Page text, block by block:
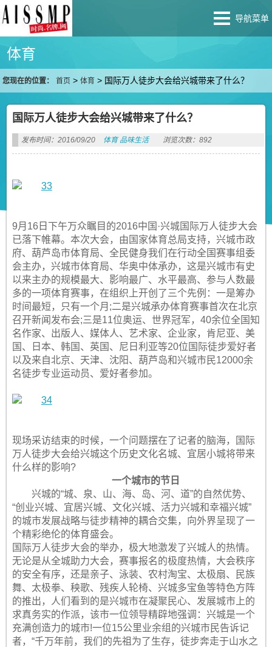
导航菜单
体育
您现在的位置： 首页 >体育 > 国际万人徒步大会给兴城带来了什么？
国际万人徒步大会给兴城带来了什么？
发布时间：2016/09/20 体育 品味生活 浏览次数：892
9月16日下午万众瞩目的2016中国·兴城国际万人徒步大会
已落下帷幕。本次大会，由国家体育总局支持，兴城市政
府、葫芦岛市体育局、全民健身我们在行动全国赛事组委
会主办，兴城市体育局、华奥中体承办，这是兴城市有史
以来主办的规模最大、影响最广、水平最高、参与人数最
多的一项体育赛事，在组织上开创了三个先例：一是筹办
时间最短，只有一个月;二是兴城承办体育赛事首次在北京
召开新闻发布会;三是11位奥运、世界冠军，40余位全国知
名作家、出版人、媒体人、艺术家、企业家，肯尼亚、美
国、日本、韩国、英国、尼日利亚等20位国际徒步爱好者
以及来自北京、天津、沈阳、葫芦岛和兴城市民12000余
名徒步专业运动员、爱好者参加。
现场采访结束的时候，一个问题摆在了记者的脑海，国际
万人徒步大会给兴城这个历史文化名城、宜居小城将带来
什么样的影响?
一个城市的节日
兴城的“城、泉、山、海、岛、河、道”的自然优势、
“创业兴城、宜居兴城、文化兴城、活力兴城和幸福兴城”
的城市发展战略与徒步精神的耦合交集，向外界呈现了一
个精彩绝伦的体育盛会。
国际万人徒步大会的举办，极大地激发了兴城人的热情。
无论是从全城助力大会，赛事报名的极度热情，大会秩序
的安全有序，还是亲子、泳装、农村淘宝、太极扇、民族
舞、太极拳、秧歌、残疾人轮椅、兴城多宝鱼等特色方阵
的推出，人们看到的是兴城市在凝聚民心、发展城市上的
求真务实的作派，该市一位领导精辟地强调：兴城是一个
充满创造力的城市!一位15公里业余组的兴城市民告诉记
者，“千万年前，我们的先祖为了生存，徒步奔走于山水之